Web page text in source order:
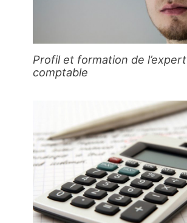
Profil et formation de l’expert
comptable